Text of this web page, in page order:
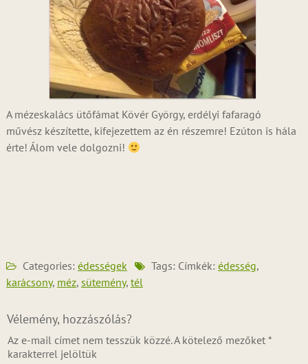
A mézeskalács ütőfámat Kövér György, erdélyi fafaragó
művész készítette, kifejezettem az én részemre! Ezúton is hála
érte! Álom vele dolgozni!
Categories: édességek Tags: Címkék: édesség,
karácsony, méz, sütemény, tél
Vélemény, hozzászólás?
Az e-mail címet nem tesszük közzé.A kötelező mezőket *
karakterrel jelöltük